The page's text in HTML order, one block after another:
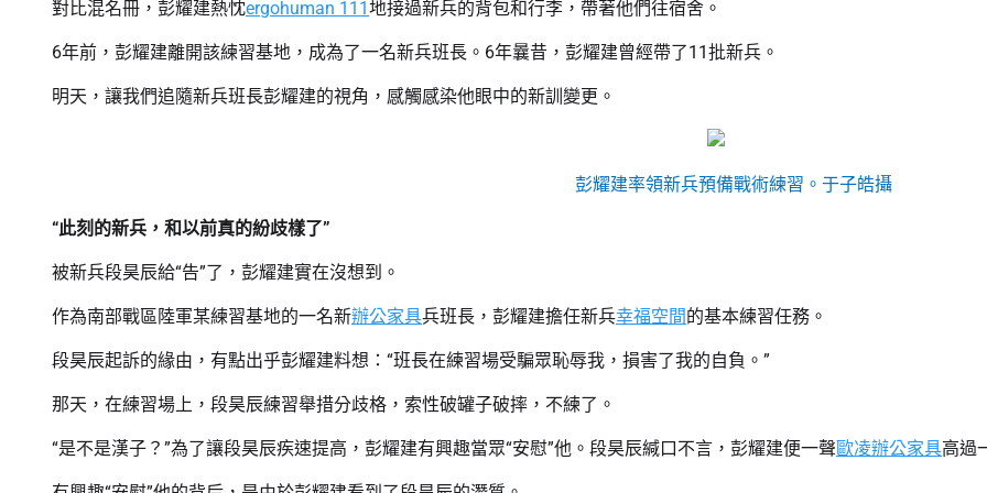
對比混名冊，彭耀建熱忱ergohuman 111地接過新兵的背包和行李，帶著他們往宿舍。
6年前，彭耀建離開該練習基地，成為了一名新兵班長。6年曩昔，彭耀建曾經帶了11批新兵。
明天，讓我們追隨新兵班長彭耀建的視角，感觸感染他眼中的新訓變更。
彭耀建率領新兵預備戰術練習。于子皓攝
“此刻的新兵，和以前真的紛歧樣了”
被新兵段昊辰給“告”了，彭耀建實在沒想到。
作為南部戰區陸軍某練習基地的一名新辦公家具兵班長，彭耀建擔任新兵幸福空間的基本練習任務。
段昊辰起訴的緣由，有點出乎彭耀建料想：“班長在練習場受騙眾恥辱我，損害了我的自負。”
那天，在練習場上，段昊辰練習舉措分歧格，索性破罐子破摔，不練了。
“是不是漢子？”為了讓段昊辰疾速提高，彭耀建有興趣當眾“安慰”他。段昊辰緘口不言，彭耀建便一聲歐凌辦公家具高過